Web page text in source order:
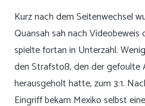
Kurz nach dem Seitenwechsel
Quansah sah nach
spielte fortan in Unterzahl.
den Strafstoß, den der gefoulte
herausgeholt hatte, zum 3:1.
Eingriff bekam Mexiko selbst